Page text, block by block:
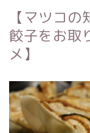
【マツコ
餃子をお取
メ】